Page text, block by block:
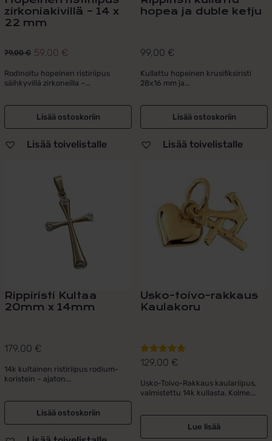
zirkoniakivillä – 14 x
22 mm
79,00€
Alkuperäinen
hinta
oli:
79,00 €.
59,00 €
Nykyinen
hinta
on:
59,00 €.
Rodinoitu hopeinen ristiriipus
säihkyvillä zirkoneilla –...
Lisää ostoskoriin
Lisää toivelistalle
hopea ja duble ketju
99,00 €
Kullattu hopeinen krusifiksiristi
28x16 mm ja...
Lisää ostoskoriin
Lisää toivelistalle
Rippiristi Kultaa
20mm x 14mm
179,00 €
14k kultainen ristiriipus rodium-
koristein – ajaton...
Lisää ostoskoriin
Usko-toivo-rakkaus
Kaulakoru
Arvostelu
5.00/ 5
129,00 €
Usko-Toivo-Rakkaus kaulariipus,
valmistettu 14k kullasta. Kolme...
Lue lisää